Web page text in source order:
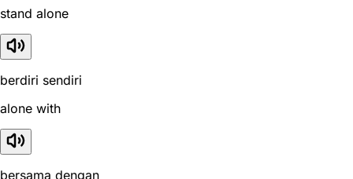
stand alone
berdiri sendiri
alone with
bersama dengan